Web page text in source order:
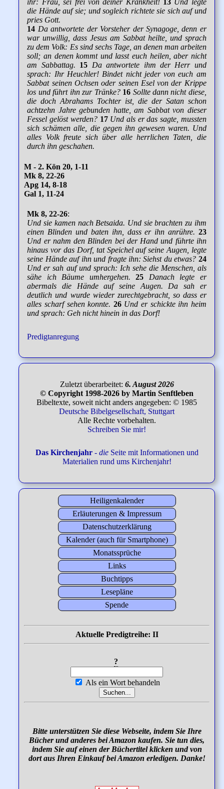
ihr: Frau, sei frei von deiner Krankheit! 13 Und legte
die Hände auf sie; und sogleich richtete sie sich auf und
pries Gott.
14 Da antwortete der Vorsteher der Synagoge, denn er
war unwillig, dass Jesus am Sabbat heilte, und sprach
zu dem Volk: Es sind sechs Tage, an denen man arbeiten
soll; an denen kommt und lasst euch heilen, aber nicht
am Sabbattag. 15 Da antwortete ihm der Herr und
sprach: Ihr Heuchler! Bindet nicht jeder von euch am
Sabbat seinen Ochsen oder seinen Esel von der Krippe
los und führt ihn zur Tränke? 16 Sollte dann nicht diese,
die doch Abrahams Tochter ist, die der Satan schon
achtzehn Jahre gebunden hatte, am Sabbat von dieser
Fessel gelöst werden? 17 Und als er das sagte, mussten
sich schämen alle, die gegen ihn gewesen waren. Und
alles Volk freute sich über alle herrlichen Taten, die
durch ihn geschahen.
M - 2. Kön 20, 1-11
Mk 8, 22-26
Apg 14, 8-18
Gal 1, 11-24
Mk 8, 22-26:
Und sie kamen nach Betsaida. Und sie brachten zu ihm
einen Blinden und baten ihn, dass er ihn anrühre. 23
Und er nahm den Blinden bei der Hand und führte ihn
hinaus vor das Dorf, tat Speichel auf seine Augen, legte
seine Hände auf ihn und fragte ihn: Siehst du etwas? 24
Und er sah auf und sprach: Ich sehe die Menschen, als
sähe ich Bäume umhergehen.
25 Danach legte er
abermals die Hände auf seine Augen. Da sah er
deutlich und wurde wieder zurechtgebracht, so dass er
alles scharf sehen konnte. 26 Und er schickte ihn heim
und sprach: Geh nicht hinein in das Dorf!
Predigtanregung
Zuletzt überarbeitet: 6. August 2026
© Copyright 1998-2026 by Martin Senftleben
Bibeltexte, soweit nicht anders angegeben: © 1985
Deutsche Bibelgesellschaft, Stuttgart
Alle Rechte vorbehalten.
Schreiben Sie mir!
Das Kirchenjahr- dieSeite mit Informationen und
Materialien rund ums Kirchenjahr!
Heiligenkalender
Erläuterungen & Impressum
Datenschutzerklärung
Kalender (auch für Smartphone)
Monatssprüche
Links
Buchtipps
Lesepläne
Spende
Aktuelle Predigtreihe: II
?
Als ein Wort behandeln
Bitte unterstützen Sie diese Webseite, indem Sie Ihre
Bücher und anderes bei Amazon kaufen. Sie tun dies,
indem Sie auf einen der Büchertitel klicken und von
dort aus Ihren Einkauf bei Amazon erledigen. Danke!